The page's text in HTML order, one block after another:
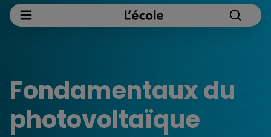
Fondamentaux​ du
photovoltaïque